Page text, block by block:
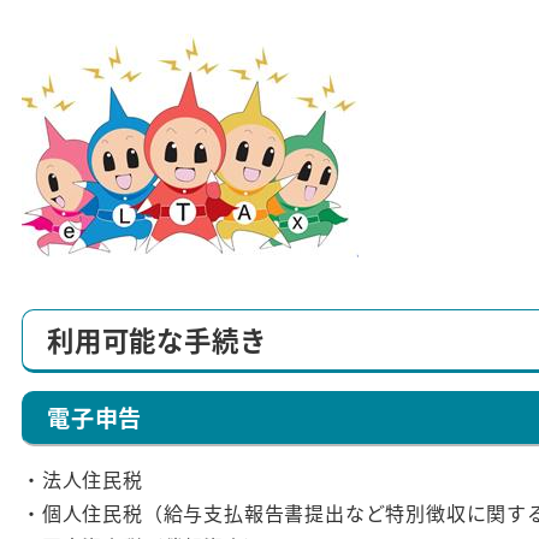
利用可能な手続き
電子申告
・法人住民税
・個人住民税（給与支払報告書提出など特別徴収に関す